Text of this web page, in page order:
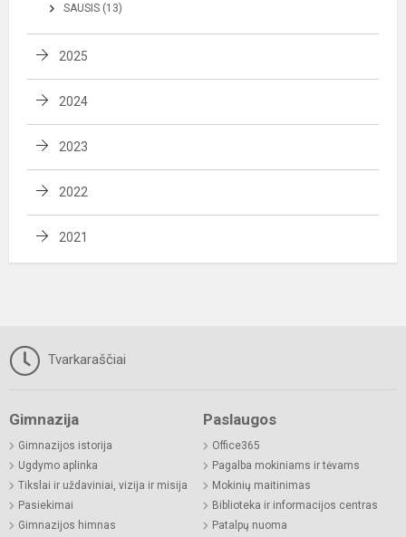
SAUSIS (13)
2025
2024
2023
2022
2021
Tvarkaraščiai
Gimnazija
Gimnazijos istorija
Ugdymo aplinka
Tikslai ir uždaviniai, vizija ir misija
Pasiekimai
Gimnazijos himnas
Paslaugos
Office365
Pagalba mokiniams ir tėvams
Mokinių maitinimas
Biblioteka ir informacijos centras
Patalpų nuoma